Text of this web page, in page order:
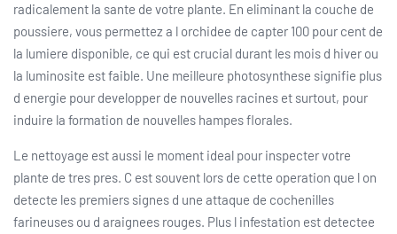
radicalement la sante de votre plante. En eliminant la couche de
poussiere, vous permettez a l orchidee de capter 100 pour cent de
la lumiere disponible, ce qui est crucial durant les mois d hiver ou
la luminosite est faible. Une meilleure photosynthese signifie plus
d energie pour developper de nouvelles racines et surtout, pour
induire la formation de nouvelles hampes florales.
Le nettoyage est aussi le moment ideal pour inspecter votre
plante de tres pres. C est souvent lors de cette operation que l on
detecte les premiers signes d une attaque de cochenilles
farineuses ou d araignees rouges. Plus l infestation est detectee